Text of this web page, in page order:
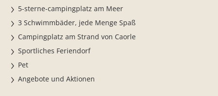
5-sterne-campingplatz am Meer
3 Schwimmbäder, jede Menge Spaß
Campingplatz am Strand von Caorle
Sportliches Feriendorf
Pet
Angebote und Aktionen